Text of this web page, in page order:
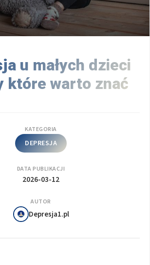
u małych dzieci
które warto znać
KATEGORIA
DEPRESJA
DATA PUBLIKACJI
2026-03-12
AUTOR
Depresja1.pl